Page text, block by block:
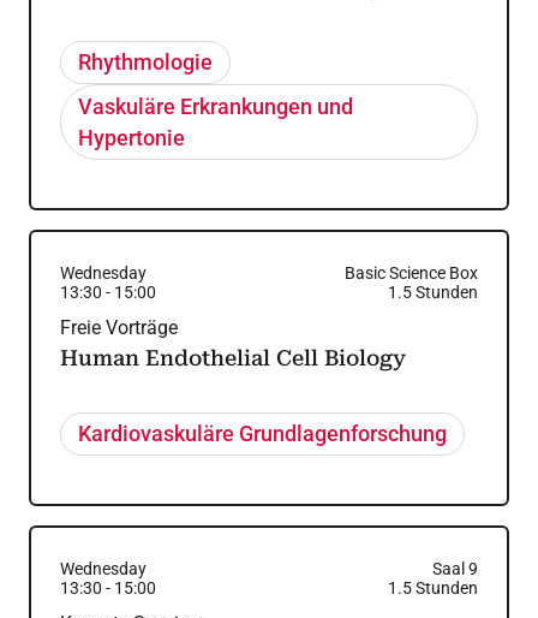
Rhythmologie
Vaskuläre Erkrankungen und
Hypertonie
Wednesday
Basic Science Box
13:30 - 15:00 1.5Stunden
Freie Vorträge
Human Endothelial Cell Biology
Kardiovaskuläre Grundlagenforschung
Wednesday
Saal 9
13:30 - 15:00 1.5Stunden